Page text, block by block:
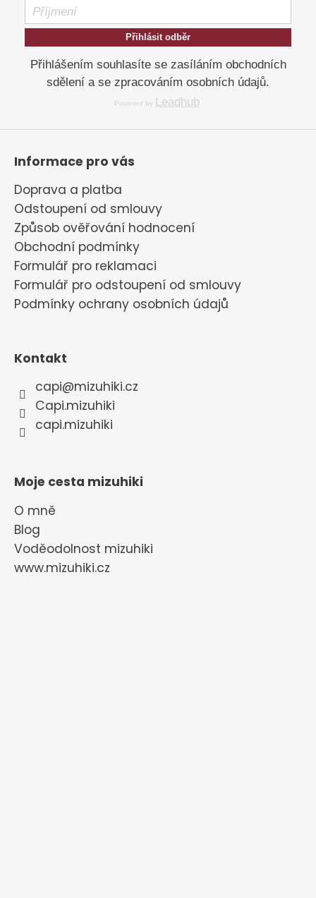
Přihlásit odběr
Přihlášením souhlasíte se zasíláním obchodních
sdělení a se zpracováním osobních údajů.
Powered by Leadhub
Informace pro vás
Doprava a platba
Odstoupení od smlouvy
Způsob ověřování hodnocení
Obchodní podmínky
Formulář pro reklamaci
Formulář pro odstoupení od smlouvy
Podmínky ochrany osobních údajů
Kontakt
capi@mizuhiki.cz
Capi.mizuhiki
capi.mizuhiki
Moje cesta mizuhiki
O mně
Blog
Voděodolnost mizuhiki
www.mizuhiki.cz